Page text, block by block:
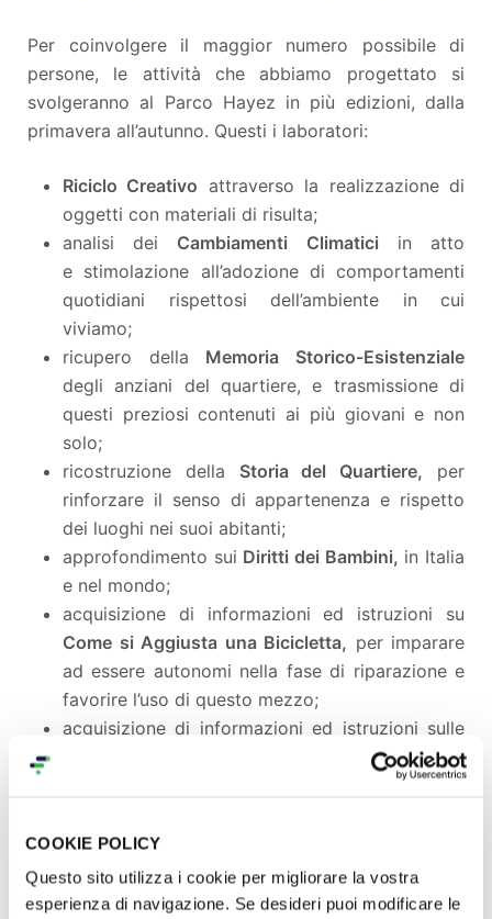
COOKIE POLICY
Questo sito utilizza i cookie per migliorare la vostra
esperienza di navigazione. Se desideri puoi modificare le
Per coinvolgere il maggior numero possibile di
persone, le attività che abbiamo progettato si
svolgeranno al Parco Hayez in più edizioni, dalla
primavera all’autunno. Questi i laboratori:
Riciclo Creativo attraverso la realizzazione di
oggetti con materiali di risulta;
analisi dei Cambiamenti Climatici in atto
e stimolazione all’adozione di comportamenti
quotidiani rispettosi dell’ambiente in cui
viviamo;
ricupero della Memoria Storico-Esistenziale
degli anziani del quartiere, e trasmissione di
questi preziosi contenuti ai più giovani e non
solo;
ricostruzione della Storia del Quartiere, per
rinforzare il senso di appartenenza e rispetto
dei luoghi nei suoi abitanti;
approfondimento sui Diritti dei Bambini, in Italia
e nel mondo;
acquisizione di informazioni ed istruzioni su
Come si Aggiusta una Bicicletta, per imparare
ad essere autonomi nella fase di riparazione e
favorire l’uso di questo mezzo;
acquisizione di informazioni ed istruzioni sulle
che dimorano nel parco
Biblioteca del Parco Hayez,
tutte le età.